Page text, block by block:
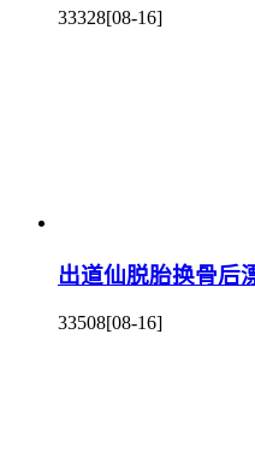
33328[08-16]
出道仙脱胎换骨后
33508[08-16]